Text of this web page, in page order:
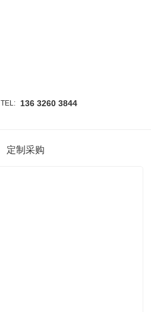
TEL: 136 3260 3844
定制采购